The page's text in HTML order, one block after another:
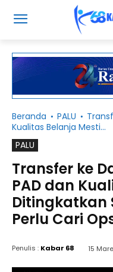
Beranda PALU
Kualitas Belanja Mesti...
PALU
Transfer ke
PAD dan
Ditingkatkan
Perlu Cari
Penulis : Kabar 68 15